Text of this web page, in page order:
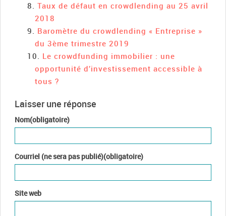
Taux de défaut en crowdlending au 25 avril
2018
Baromètre du crowdlending « Entreprise »
du 3ème trimestre 2019
Le crowdfunding immobilier : une
opportunité d’investissement accessible à
tous ?
Laisser une réponse
Nom(obligatoire)
Courriel (ne sera pas publié)(obligatoire)
Site web